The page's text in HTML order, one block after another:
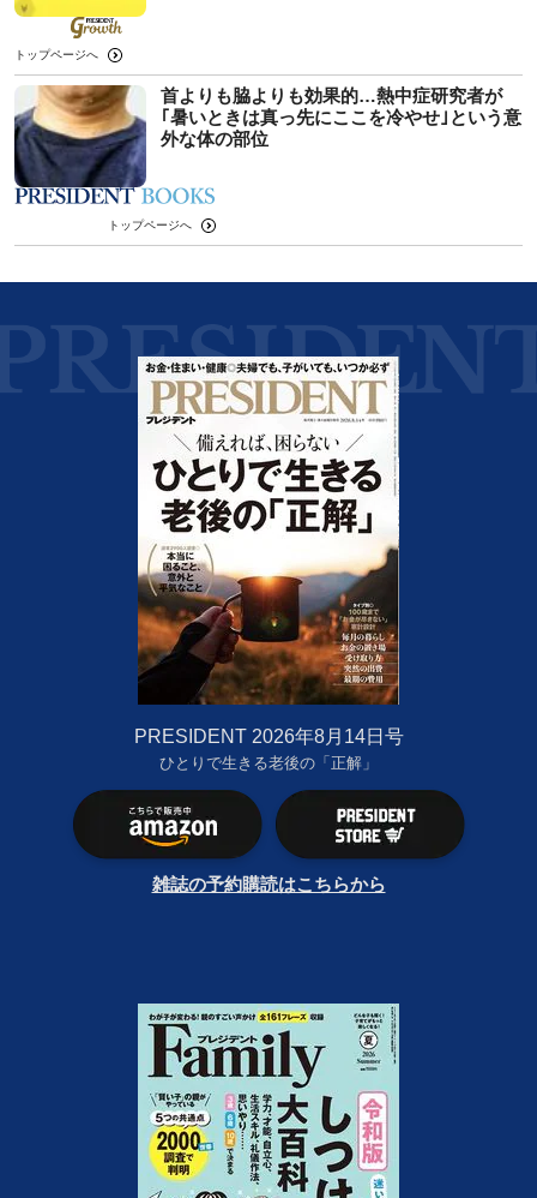
トップページへ
首よりも脇よりも効果的…熱中症研究者が
｢暑いときは真っ先にここを冷やせ｣という意
外な体の部位
トップページへ
PRESIDENT 2026年8月14日号
ひとりで生きる老後の「正解」
雑誌の予約購読はこちらから